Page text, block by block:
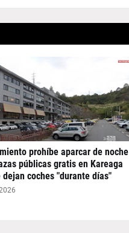
prohíbe aparcar de noche
públicas gratis en Kareaga
dejan coches "durante días"